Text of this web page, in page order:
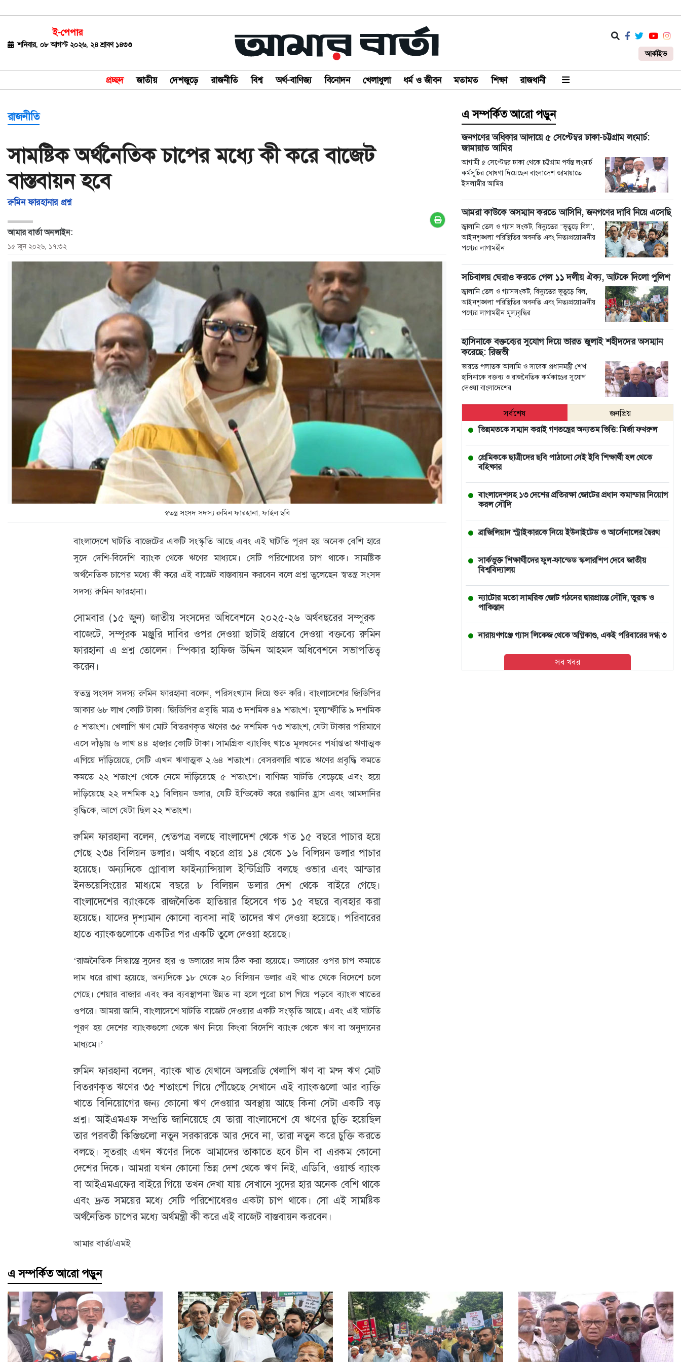
ই-পেপার
শনিবার, ০৮ আগস্ট ২০২৬, ২৪ শ্রাবণ ১৪৩৩
আর্কাইভ
প্রচ্ছদ জাতীয় দেশজুড়ে রাজনীতি বিশ্ব অর্থ-বাণিজ্য বিনোদন খেলাধুলা ধর্ম ও জীবন মতামত শিক্ষা রাজধানী
জাতীয়
রাজনীতি
বিশ্ব
বাণিজ্য
বিনোদন
খেলাধুলা
ধর্ম
ও
জীবন
রাজধানী
আইন-
ক্যাম্পাস
আজকের
পত্রিকা
ক্যারিয়ার
লাইফস্টাইল
বিশেষ
রাজনীতি
সামষ্টিক অর্থনৈতিক চাপের মধ্যে কী করে বাজেট
বাস্তবায়ন হবে
রুমিন ফারহানার প্রশ্ন
আমার বার্তা অনলাইন:
১৫ জুন ২০২৬, ১৭:৩২
স্বতন্ত্র সংসদ সদস্য রুমিন ফারহানা, ফাইল ছবি
বাংলাদেশে ঘাটতি বাজেটের একটি সংস্কৃতি আছে এবং এই ঘাটতি পূরণ হয় অনেক বেশি হারে
সুদে দেশি-বিদেশি ব্যাংক থেকে ঋণের মাধ্যমে। সেটি পরিশোধের চাপ থাকে। সামষ্টিক
অর্থনৈতিক চাপের মধ্যে কী করে এই বাজেট বাস্তবায়ন করবেন বলে প্রশ্ন তুলেছেন স্বতন্ত্র সংসদ
সদস‌্য রুমিন ফারহানা।
সোমবার (১৫ জুন) জাতীয় সংসদের অধিবেশনে ২০২৫-২৬ অর্থবছরের সম্পূরক
বাজেটে, সম্পূরক মঞ্জুরি দাবির ওপর দেওয়া ছাটাই প্রস্তাবে দেওয়া বক্তব‌্যে রুমিন
ফারহানা এ প্রশ্ন তোলেন। স্পিকার হাফিজ উদ্দিন আহমদ অধিবেশনে সভাপতিত্ব
করেন।
স্বতন্ত্র সংসদ সদস‌্য রুমিন ফারহানা বলেন, পরিসংখ্যান দিয়ে শুরু করি। বাংলাদেশের জিডিপির
আকার ৬৮ লাখ কোটি টাকা। জিডিপির প্রবৃদ্ধি মাত্র ৩ দশমিক ৪৯ শতাংশ। মূল্যস্ফীতি ৯ দশমিক
৫ শতাংশ। খেলাপি ঋণ মোট বিতরণকৃত ঋণের ৩৫ দশমিক ৭৩ শতাংশ, যেটা টাকার পরিমাণে
এসে দাঁড়ায় ৬ লাখ ৪৪ হাজার কোটি টাকা। সামগ্রিক ব্যাংকিং খাতে মূলধনের পর্যাপ্ততা ঋণাত্মক
এগিয়ে দাঁড়িয়েছে, সেটি এখন ঋণাত্মক ২.৬৪ শতাংশ। বেসরকারি খাতে ঋণের প্রবৃদ্ধি কমতে
কমতে ২২ শতাংশ থেকে নেমে দাঁড়িয়েছে ৫ শতাংশে। বাণিজ্য ঘাটতি বেড়েছে এবং হয়ে
দাঁড়িয়েছে ২২ দশমিক ২১ বিলিয়ন ডলার, যেটি ইন্ডিকেট করে রপ্তানির হ্রাস এবং আমদানির
বৃদ্ধিকে, আগে যেটা ছিল ২২ শতাংশ।
রুমিন ফারহানা বলেন, শ্বেতপত্র বলছে বাংলাদেশ থেকে গত ১৫ বছরে পাচার হয়ে
গেছে ২৩৪ বিলিয়ন ডলার। অর্থাৎ বছরে প্রায় ১৪ থেকে ১৬ বিলিয়ন ডলার পাচার
হয়েছে। অন্যদিকে গ্লোবাল ফাইন্যান্সিয়াল ইন্টিগ্রিটি বলছে ওভার এবং আন্ডার
ইনভয়েসিংয়ের মাধ্যমে বছরে ৮ বিলিয়ন ডলার দেশ থেকে বাইরে গেছে।
বাংলাদেশের ব্যাংককে রাজনৈতিক হাতিয়ার হিসেবে গত ১৫ বছরে ব্যবহার করা
হয়েছে। যাদের দৃশ্যমান কোনো ব্যবসা নাই তাদের ঋণ দেওয়া হয়েছে। পরিবারের
হাতে ব্যাংকগুলোকে একটির পর একটি তুলে দেওয়া হয়েছে।
‘রাজনৈতিক সিদ্ধান্তে সুদের হার ও ডলারের দাম ঠিক করা হয়েছে। ডলারের ওপর চাপ কমাতে
দাম ধরে রাখা হয়েছে, অন্যদিকে ১৮ থেকে ২০ বিলিয়ন ডলার এই খাত থেকে বিদেশে চলে
গেছে। শেয়ার বাজার এবং কর ব্যবস্থাপনা উন্নত না হলে পুরো চাপ গিয়ে পড়বে ব্যাংক খাতের
ওপরে। আমরা জানি, বাংলাদেশে ঘাটতি বাজেট দেওয়ার একটি সংস্কৃতি আছে। এবং এই ঘাটতি
পূরণ হয় দেশের ব্যাংকগুলো থেকে ঋণ নিয়ে কিংবা বিদেশি ব্যাংক থেকে ঋণ বা অনুদানের
মাধ্যমে।’
রুমিন ফারহানা বলেন, ব্যাংক খাত যেখানে অলরেডি খেলাপি ঋণ বা মন্দ ঋণ মোট
বিতরণকৃত ঋণের ৩৫ শতাংশে গিয়ে পৌঁছেছে সেখানে এই ব্যাংকগুলো আর ব্যক্তি
খাতে বিনিয়োগের জন্য কোনো ঋণ দেওয়ার অবস্থায় আছে কিনা সেটা একটি বড়
প্রশ্ন। আইএমএফ সম্প্রতি জানিয়েছে যে তারা বাংলাদেশে যে ঋণের চুক্তি হয়েছিল
তার পরবর্তী কিস্তিগুলো নতুন সরকারকে আর দেবে না, তারা নতুন করে চুক্তি করতে
বলছে। সুতরাং এখন ঋণের দিকে আমাদের তাকাতে হবে চীন বা এরকম কোনো
দেশের দিকে। আমরা যখন কোনো ভিন্ন দেশ থেকে ঋণ নিই, এডিবি, ওয়ার্ল্ড ব্যাংক
বা আইএমএফের বাইরে গিয়ে তখন দেখা যায় সেখানে সুদের হার অনেক বেশি থাকে
এবং দ্রুত সময়ের মধ্যে সেটি পরিশোধেরও একটা চাপ থাকে। সো এই সামষ্টিক
অর্থনৈতিক চাপের মধ্যে অর্থমন্ত্রী কী করে এই বাজেট বাস্তবায়ন করবেন।
আমার বার্তা/এমই
এ সম্পর্কিত আরো পড়ুন
জনগণের অধিকার আদায়ে ৫ সেপ্টেম্বর ঢাকা-চট্টগ্রাম লংমার্চ:
জামায়াত আমির
আগামী ৫ সেপ্টেম্বর ঢাকা থেকে চট্টগ্রাম পর্যন্ত লংমার্চ
কর্মসূচির ঘোষণা দিয়েছেন বাংলাদেশ জামায়াতে
ইসলামীর আমির
আমরা কাউকে অসম্মান করতে আসিনি, জনগণের দাবি নিয়ে এসেছি
জ্বালানি তেল ও গ্যাস সংকট, বিদ্যুতের ‘ভূতুড়ে বিল’,
আইনশৃঙ্খলা পরিস্থিতির অবনতি এবং নিত্যপ্রয়োজনীয়
পণ্যের লাগামহীন
সচিবালয় ঘেরাও করতে গেল ১১ দলীয় ঐক্য, আটকে দিলো পুলিশ
জ্বালানি তেল ও গ্যাসসংকট, বিদ্যুতের ভূতুড়ে বিল,
আইনশৃঙ্খলা পরিস্থিতির অবনতি এবং নিত্যপ্রয়োজনীয়
পণ্যের লাগামহীন মূল্যবৃদ্ধির
হাসিনাকে বক্তব্যের সুযোগ দিয়ে ভারত জুলাই শহীদদের অসম্মান
করেছে: রিজভী
ভারতে পলাতক আসামি ও সাবেক প্রধানমন্ত্রী শেখ
হাসিনাকে বক্তব্য ও রাজনৈতিক কর্মকাণ্ডের সুযোগ
দেওয়া বাংলাদেশের
সর্বশেষ
জনপ্রিয়
ভিন্নমতকে সম্মান করাই গণতন্ত্রের অন্যতম ভিত্তি: মির্জা ফখরুল
প্রেমিককে ছাত্রীদের ছবি পাঠানো সেই ইবি শিক্ষার্থী হল থেকে
বহিষ্কার
বাংলাদেশসহ ১৩ দেশের প্রতিরক্ষা জোটের প্রধান কমান্ডার নিয়োগ
করল সৌদি
ব্রাজিলিয়ান স্ট্রাইকারকে নিয়ে ইউনাইটেড ও আর্সেনালের দ্বৈরথ
সার্কভুক্ত শিক্ষার্থীদের ফুল-ফান্ডেড স্কলারশিপ দেবে জাতীয়
বিশ্ববিদ্যালয়
ন্যাটোর মতো সামরিক জোট গঠনের দ্বারপ্রান্তে সৌদি, তুরস্ক ও
পাকিস্তান
নারায়ণগঞ্জে গ্যাস লিকেজ থেকে অগ্নিকাণ্ড, একই পরিবারের দগ্ধ ৩
আমিও বিশ্বাস করতে চাই তিনি ডিসেম্বরেই আসবেন: আইনমন্ত্রী
সব খবর
এ সম্পর্কিত আরো পড়ুন